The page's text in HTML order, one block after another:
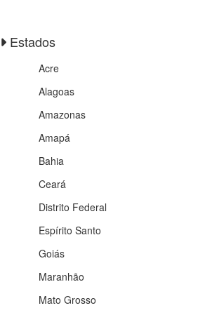
Estados
Acre
Alagoas
Amazonas
Amapá
Bahia
Ceará
Distrito Federal
Espírito Santo
Goiás
Maranhão
Mato Grosso